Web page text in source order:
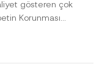
gösteren çok
Korunması